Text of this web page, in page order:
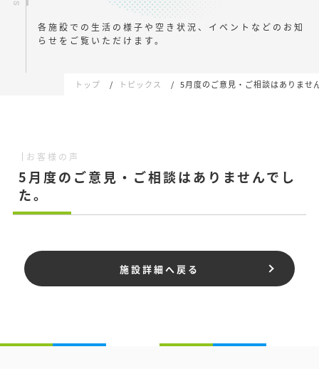
各施設での生活の様子や空き状況、イベントなどの お知
らせをご覧いただけます。
トップ トピックス 5月度のご意見・ご相談はありませ
お客様の声
5月度のご意見・ご相談はありませんでし
た。
施設詳細へ戻る